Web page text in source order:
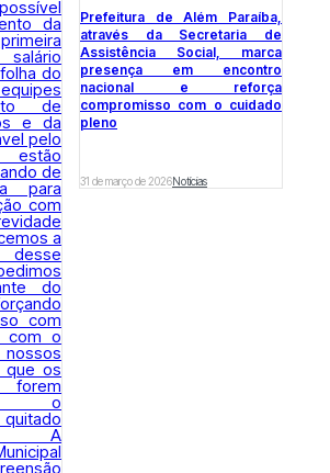
Prefeitura de Além Paraíba,
através da Secretaria de
Assistência Social, marca
presença em encontro
nacional e reforça
compromisso com o cuidado
pleno
31 de março de 2026Notícias